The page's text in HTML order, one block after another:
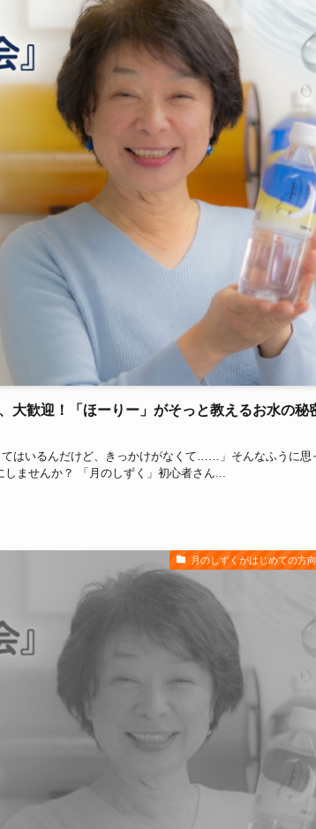
大歓迎！「ほーりー」がそっと教えるお水の秘
はいるんだけど、きっかけがなくて……」そんなふうに思
ませんか？ 「月のしずく」初心者さん...
月のしずくがはじめての方